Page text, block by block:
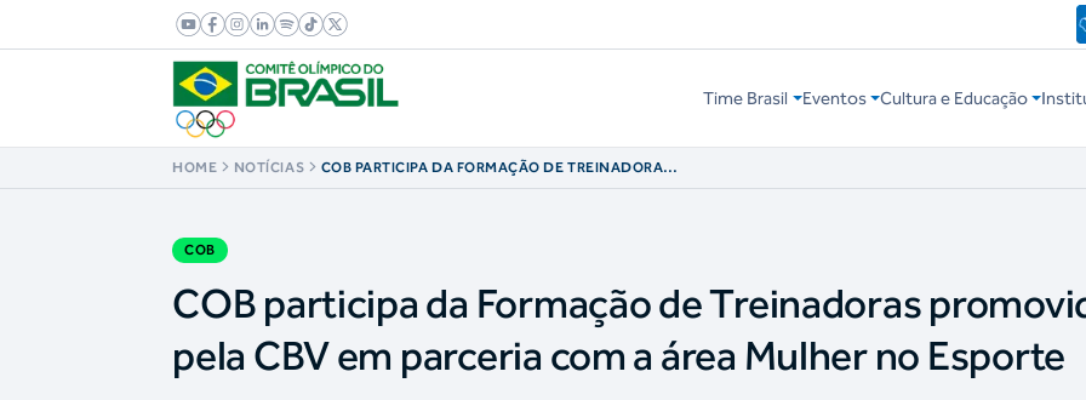
Time Brasil Eventos Cultura e Educação
HOME NOTÍCIAS
COB PARTICIPA DA FORMAÇÃO DE TREINADORAS
COB
COB participa da Formação de Treinadoras
pela CBV em parceria com a área Mulher no Esporte